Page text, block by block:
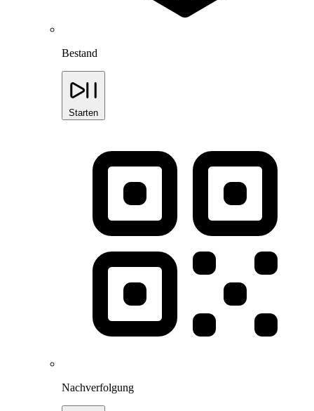
Bestand
Starten
Nachverfolgung